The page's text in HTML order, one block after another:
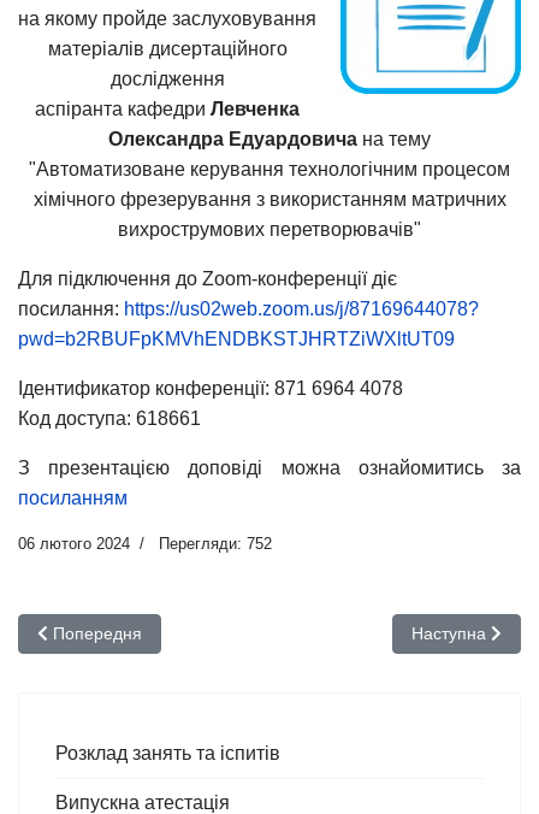
на якому пройде заслуховування
матеріалів дисертаційного
дослідження
аспіранта кафедри Левченка
Олександра Едуардовича на тему
"Автоматизоване керування технологічним процесом
хімічного фрезерування з використанням матричних
вихрострумових перетворювачів"
Для підключення до Zoom-конференції діє
посилання: https://us02web.zoom.us/j/87169644078?
pwd=b2RBUFpKMVhENDBKSTJHRTZiWXltUT09
Ідентификатор конференції: 871 6964 4078
Код доступа: 618661
З презентацією доповіді можна ознайомитись за
посиланням
06 лютого 2024 Перегляди: 752
Попередня стаття: Вибір дисциплін на наступний навчальний
Попередня Наступна
Наступна
Розклад занять та іспитів
Випускна атестація